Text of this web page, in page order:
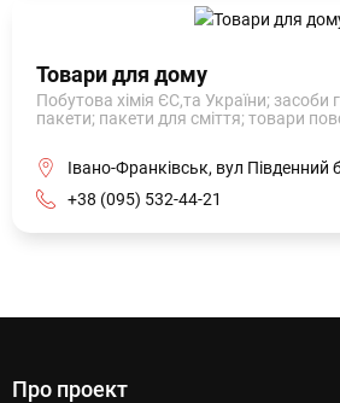
Товари для дому
Побутова хімія ЄС,та України; засоби
пакети; пакети для сміття; товари
Івано-Франківськ, вул Південний
+38 (095) 532-44-21
Про проект